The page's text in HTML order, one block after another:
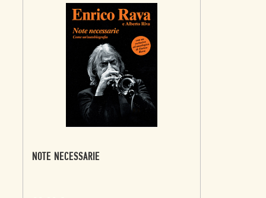
NOTE NECESSARIE